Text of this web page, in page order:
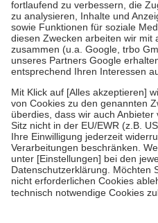
Diese Regeln gelten
Bei Heilmitteln und häuslicher
Zuzahlung zehn Prozent der
Verordnung.
Um das Engagement der
stärken und die besondere
fallenkeine Zuzahlungenan bei:
• Kindern und Jugendlichen bis
mit Ausnahme der Fahrkosten
• Untersuchungen zur Vorsorge
GKV getragen werden
• empfohlenen Schutzimpfungen
• Harn- und Blutteststreifen